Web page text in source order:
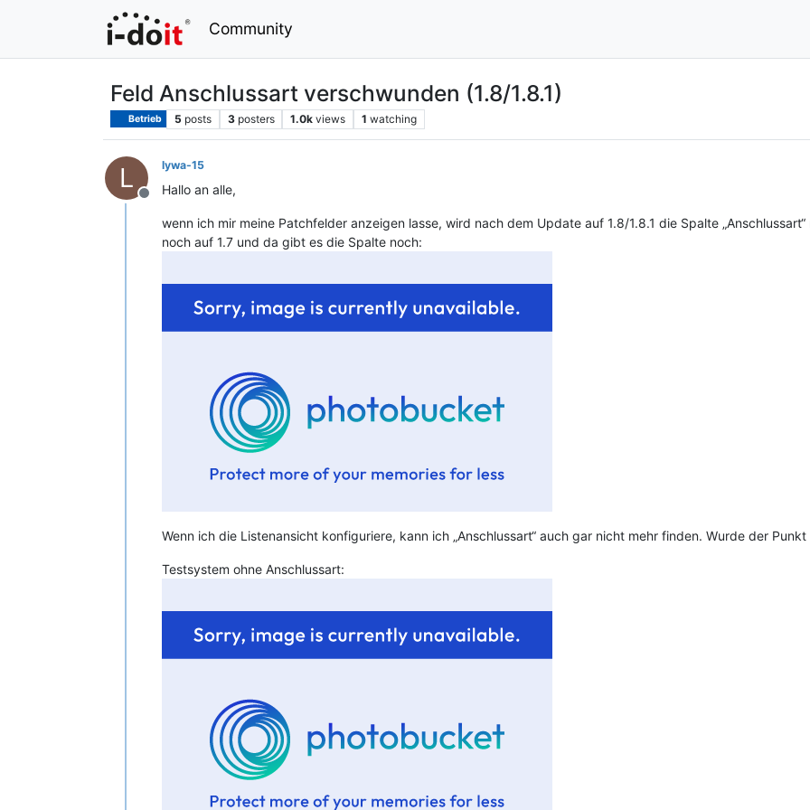
Community
Feld Anschlussart verschwunden (1.8/1.8.1)
Betrieb 5 posts 3 posters 1.0k views 1 watching
L
Offline
lywa-15
Hallo an alle,
wenn ich mir meine Patchfelder anzeigen lasse, wird nach dem Update auf 1.8/1.8.1 die Spalte
noch auf 1.7 und da gibt es die Spalte noch:
Wenn ich die Listenansicht konfiguriere, kann ich „Anschlussart“ auch gar nicht mehr finden. Wurde der Punkt
Testsystem ohne Anschlussart: